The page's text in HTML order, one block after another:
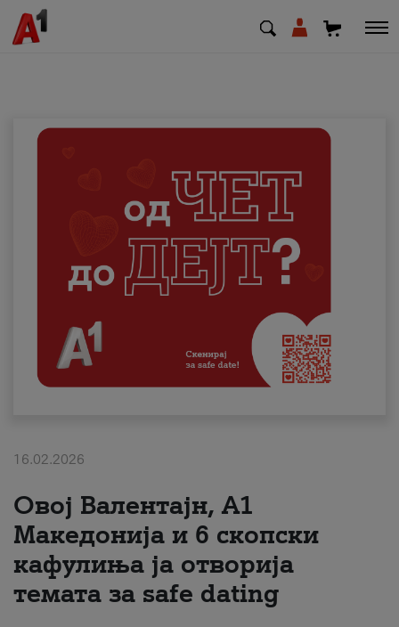
Деловни
Поддршка
Надополни кредит
Плати сметка
#ПодобарОнлајн
16.02.2026
Овој Валентајн, A1
Македонија и 6 скопски
кафулиња ја отворија
темата за safe dating